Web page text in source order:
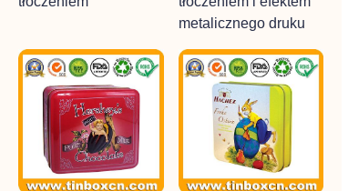
metalicznego druku